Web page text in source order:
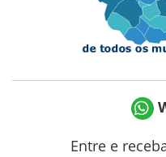
Entre e